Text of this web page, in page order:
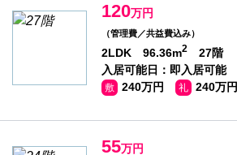
120万円
（管理費／共益費込み）
2LDK 96.36m2
27階
入居可能日：即入居可能
敷 240万円 礼 240万円
55万円